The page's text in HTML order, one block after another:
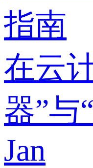
指南
在云
器”与
Jan